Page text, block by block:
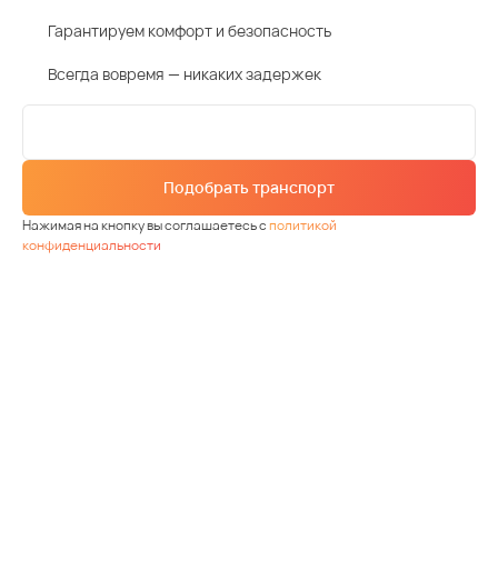
Гарантируем комфорт и безопасность
Всегда вовремя — никаких задержек
Подобрать транспорт
Нажимая на кнопку вы соглашаетесь сполитикой
конфиденциальности